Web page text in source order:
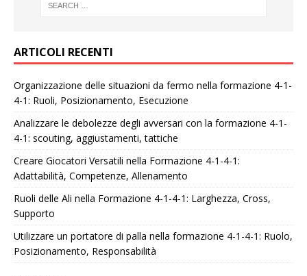
ARTICOLI RECENTI
Organizzazione delle situazioni da fermo nella formazione 4-1-
4-1: Ruoli, Posizionamento, Esecuzione
Analizzare le debolezze degli avversari con la formazione 4-1-
4-1: scouting, aggiustamenti, tattiche
Creare Giocatori Versatili nella Formazione 4-1-4-1:
Adattabilità, Competenze, Allenamento
Ruoli delle Ali nella Formazione 4-1-4-1: Larghezza, Cross,
Supporto
Utilizzare un portatore di palla nella formazione 4-1-4-1: Ruolo,
Posizionamento, Responsabilità